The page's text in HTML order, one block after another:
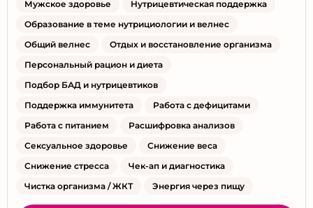
Мужское здоровье
Нутрицевтическая поддержка
Образование в теме нутрициологии и велнес
Общий велнес
Отдых и восстановление организма
Персональный рацион и диета
Подбор БАД и нутрицевтиков
Поддержка иммунитета
Работа с дефицитами
Работа с питанием
Расшифровка анализов
Сексуальное здоровье
Снижение веса
Снижение стресса
Чек-ап и диагностика
Чистка организма / ЖКТ
Энергия через пищу